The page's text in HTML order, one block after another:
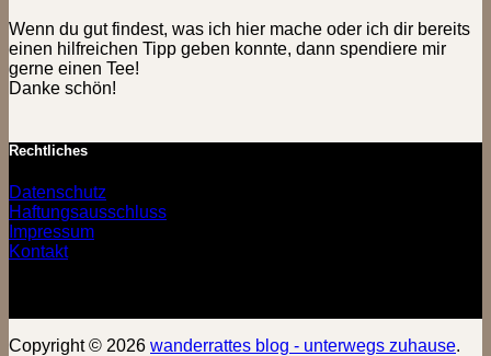
Wenn du gut findest, was ich hier mache oder ich dir bereits
einen hilfreichen Tipp geben konnte, dann spendiere mir
gerne einen Tee!
Danke schön!
Rechtliches
Datenschutz
Haftungsausschluss
Impressum
Kontakt
Copyright © 2026 wanderrattes blog - unterwegs zuhause.